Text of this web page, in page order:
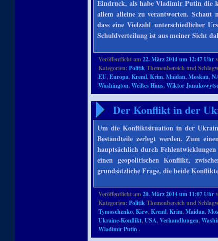
Eindruck, als habe Vladimir Putin die
allem alleine zu verantworten. Schaut
dass eine Vielzahl unterschiedlicher
Schuldverteilung ist aus meiner Sicht
Veröffentlicht am22. März 2014 um 12:47 Uhr
Kategorien:PolitikThemenbereich und
EU,Europa,Kreml,Krim,Maidan,Moskau,
Washington,Weißes Haus,Wiktor
Der Konflikt in der
Um die Konfliktsituation in der
Bestandteile zerlegt werden. Zum
hauptsächlich durch
einen geopolitischen Konflikt,
grundsätzliche Frage, die beide
Veröffentlicht am20. März 2014 um 11:07 Uhr
Kategorien:PolitikThemenbereich und
Tymoschenko,Kiew,Kreml,Krim,Maidan,
Ukraine-Konflikt,USA,Verhandlungen,
Wladimir Putin.